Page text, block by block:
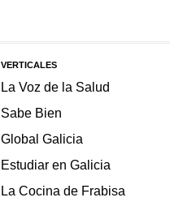
VERTICALES
La Voz de la Salud
Sabe Bien
Global Galicia
Estudiar en Galicia
La Cocina de Frabisa